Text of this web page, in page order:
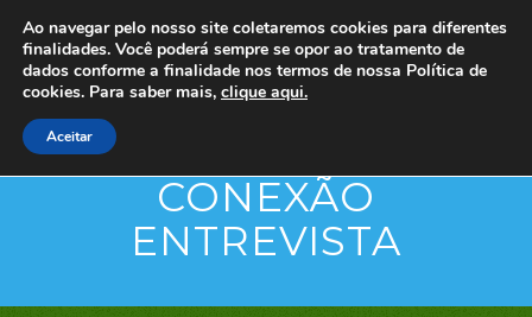
CONEXÃO
ENTREVISTA
Ao navegar pelo nosso site coletaremos cookies para diferentes
finalidades. Você poderá sempre se opor ao tratamento de
dados conforme a finalidade nos termos de nossa Política de
cookies. Para saber mais, clique aqui.
Aceitar